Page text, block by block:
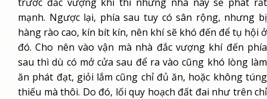
mạnh. Ngược lại, phía sau tuy có sân rộng, nhưng bị
hàng rào cao, kín bít kín, nên khí sẽ khó đến để tụ hội ở
đó. Cho nên vào vận mà nhà đắc vượng khí đến phía
sau thì dù có mở cửa sau để ra vào cũng khó lòng làm
ăn phát đạt, giỏi lắm cũng chỉ đủ ăn, hoặc không túng
thiếu mà thôi. Do đó, lối quy hoạch đất đai như trên chỉ